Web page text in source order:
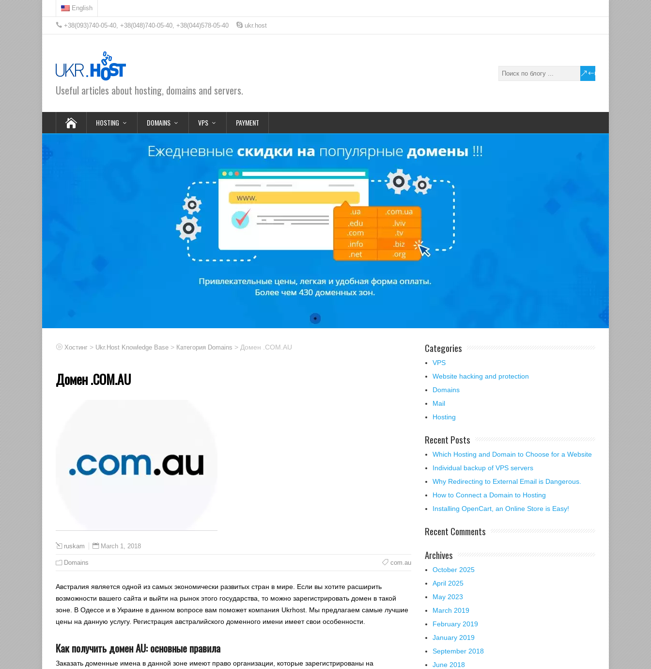
English
+38(093)740-05-40, +38(048)740-05-40, +38(044)578-05-40 ukr.host
Useful articles about hosting, domains and servers.
HOSTING DOMAINS VPS PAYMENT
Хостинг > Ukr.Host Knowledge Base > Категория Domains > Домен .COM.AU
Домен .COM.AU
ruskam March 1, 2018
Domains com.au
Австралия является одной из самых экономически развитых стран в мире. Если вы хотите расширить
возможности вашего сайта и выйти на рынок этого государства, то можно зарегистрировать домен в такой
зоне. В Одессе и в Украине в данном вопросе вам поможет компания Ukrhost. Мы предлагаем самые лучшие
цены на данную услугу. Регистрация австралийского доменного имени имеет свои особенности.
Как получить домен AU: основные правила
Заказать доменные имена в данной зоне имеют право организации, которые зарегистрированы на
Categories
VPS
Website hacking and protection
Domains
Mail
Hosting
Recent Posts
Which Hosting and Domain to Choose for a Website
Individual backup of VPS servers
Why Redirecting to External Email is Dangerous.
How to Connect a Domain to Hosting
Installing OpenCart, an Online Store is Easy!
Recent Comments
Archives
October 2025
April 2025
May 2023
March 2019
February 2019
January 2019
September 2018
June 2018